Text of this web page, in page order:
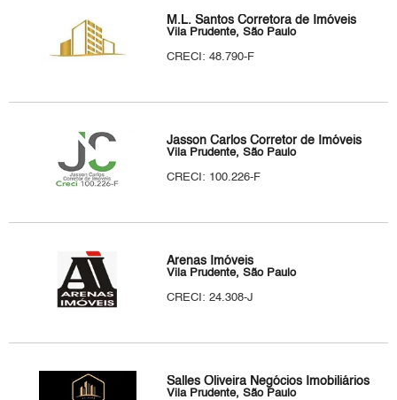
M.L. Santos Corretora de Imóveis
Vila Prudente, São Paulo
CRECI: 48.790-F
Jasson Carlos Corretor de Imóveis
Vila Prudente, São Paulo
CRECI: 100.226-F
Arenas Imóveis
Vila Prudente, São Paulo
CRECI: 24.308-J
Salles Oliveira Negócios Imobiliários
Vila Prudente, São Paulo